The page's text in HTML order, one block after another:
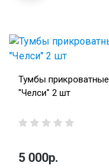
Тумбы прикроватные
"Челси" 2 шт
5 000р.